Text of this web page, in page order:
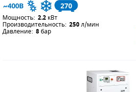
270
Мощность: 2.2 кВт
Производительность: 250л/мин
Давление: 8бар